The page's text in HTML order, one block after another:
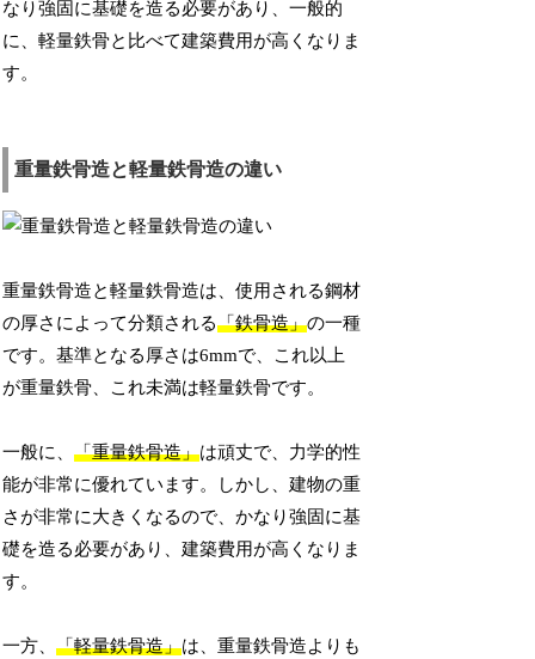
なり強固に基礎を造る必要があり、一般的
に、軽量鉄骨と比べて建築費用が高くなりま
す。
重量鉄骨造と軽量鉄骨造の違い
重量鉄骨造と軽量鉄骨造は、使用される鋼材
の厚さによって分類される「鉄骨造」の一種
です。基準となる厚さは6mmで、これ以上
が重量鉄骨、これ未満は軽量鉄骨です。
一般に、「重量鉄骨造」は頑丈で、力学的性
能が非常に優れています。しかし、建物の重
さが非常に大きくなるので、かなり強固に基
礎を造る必要があり、建築費用が高くなりま
す。
一方、「軽量鉄骨造」は、重量鉄骨造よりも